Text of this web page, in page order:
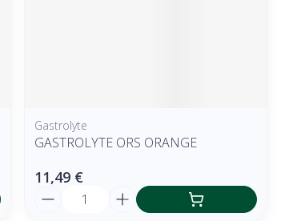
Gastrolyte
GASTROLYTE ORS ORANGE
11,49 €
Quantité